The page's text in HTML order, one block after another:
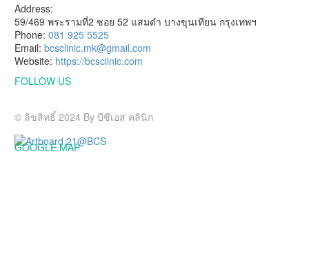
Address:
59/469 พระรามที่2 ซอย 52 แสมดำ บางขุนเทียน กรุงเทพฯ
Phone: 081 925 5525
Email: bcsclinic.mk@gmail.com
Website: https://bcsclinic.com
FOLLOW US
© ลิขสิทธิ์ 2024 By บีซีเอส คลินิก
GOOGLE MAP